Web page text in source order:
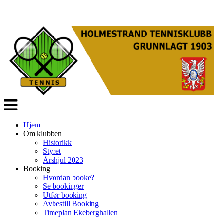
Veksle
navigasjon
Hjem
Om klubben
Historikk
Styret
Årshjul 2023
Booking
Hvordan booke?
Se bookinger
Utfør booking
Avbestill Booking
Timeplan Ekeberghallen